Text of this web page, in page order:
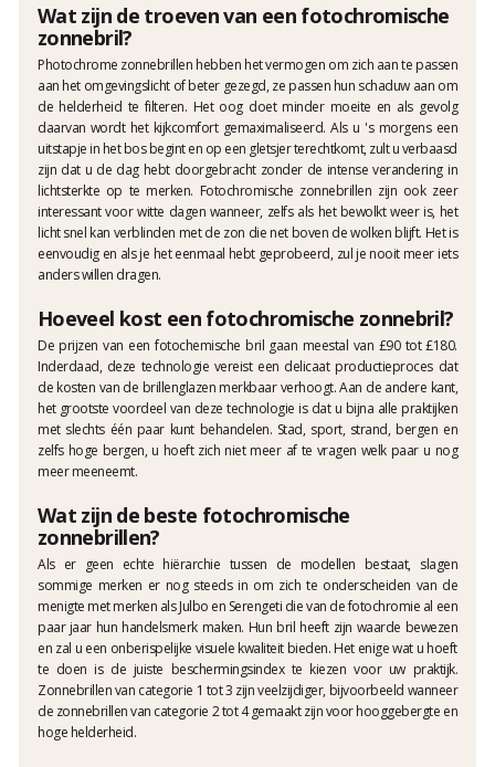
Wat zijn de troeven van een fotochromische
zonnebril?
Photochrome zonnebrillen hebben het vermogen om zich aan te passen
aan het omgevingslicht of beter gezegd, ze passen hun schaduw aan om
de helderheid te filteren. Het oog doet minder moeite en als gevolg
daarvan wordt het kijkcomfort gemaximaliseerd. Als u 's morgens een
uitstapje in het bos begint en op een gletsjer terechtkomt, zult u verbaasd
zijn dat u de dag hebt doorgebracht zonder de intense verandering in
lichtsterkte op te merken. Fotochromische zonnebrillen zijn ook zeer
interessant voor witte dagen wanneer, zelfs als het bewolkt weer is, het
licht snel kan verblinden met de zon die net boven de wolken blijft. Het is
eenvoudig en als je het eenmaal hebt geprobeerd, zul je nooit meer iets
anders willen dragen.
Hoeveel kost een fotochromische zonnebril?
De prijzen van een fotochemische bril gaan meestal van £90 tot £180.
Inderdaad, deze technologie vereist een delicaat productieproces dat
de kosten van de brillenglazen merkbaar verhoogt. Aan de andere kant,
het grootste voordeel van deze technologie is dat u bijna alle praktijken
met slechts één paar kunt behandelen. Stad, sport, strand, bergen en
zelfs hoge bergen, u hoeft zich niet meer af te vragen welk paar u nog
meer meeneemt.
Wat zijn de beste fotochromische
zonnebrillen?
Als er geen echte hiërarchie tussen de modellen bestaat, slagen
sommige merken er nog steeds in om zich te onderscheiden van de
menigte met merken als Julbo en Serengeti die van de fotochromie al een
paar jaar hun handelsmerk maken. Hun bril heeft zijn waarde bewezen
en zal u een onberispelijke visuele kwaliteit bieden. Het enige wat u hoeft
te doen is de juiste beschermingsindex te kiezen voor uw praktijk.
Zonnebrillen van categorie 1 tot 3 zijn veelzijdiger, bijvoorbeeld wanneer
de zonnebrillen van categorie 2 tot 4 gemaakt zijn voor hooggebergte en
hoge helderheid.